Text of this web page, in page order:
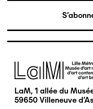
Image
LaM, 1 allée du
59650 Villeneuve